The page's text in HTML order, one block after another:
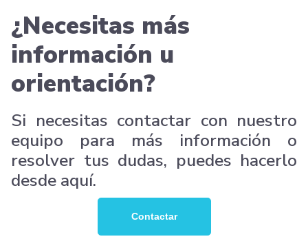
¿Necesitas más
información u
orientación?
Si necesitas contactar con nuestro
equipo para más información o
resolver tus dudas, puedes hacerlo
desde aquí.
Contactar